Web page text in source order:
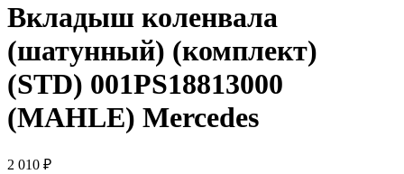
Вкладыш коленвала
(шатунный) (комплект)
(STD) 001PS18813000
(MAHLE) Mercedes
2 010 ₽